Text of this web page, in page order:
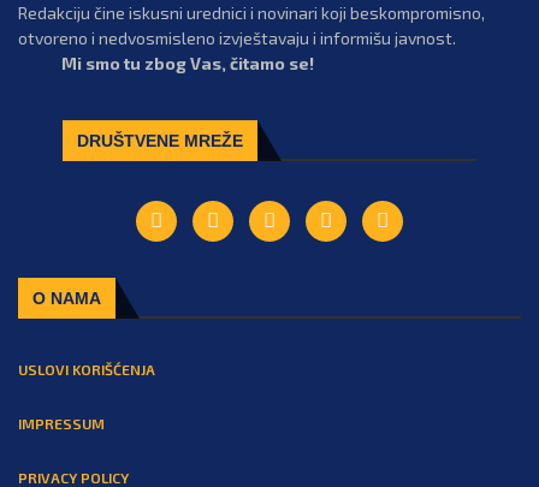
Redakciju čine iskusni urednici i novinari koji beskompromisno,
otvoreno i nedvosmisleno izvještavaju i informišu javnost.
Mi smo tu zbog Vas, čitamo se!
DRUŠTVENE MREŽE
O NAMA
USLOVI KORIŠĆENJA
IMPRESSUM
PRIVACY POLICY